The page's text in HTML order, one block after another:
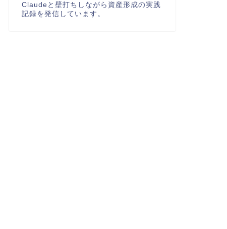
Claudeと壁打ちしながら資産形成の実践
記録を発信しています。